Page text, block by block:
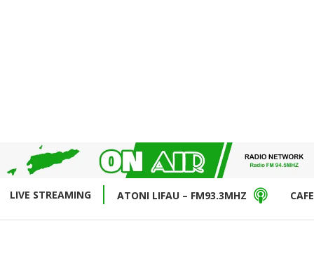
LIVE STREAMING ATONI LIFAU – FM93.3MHZ